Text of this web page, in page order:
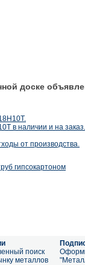
доске
в наличии и на
от производства.
гипсокартоном
поиск
металлов